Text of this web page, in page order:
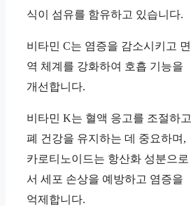
식이 섬유를 함유하고 있습니다.
비타민 C는 염증을 감소시키고 면
역 체계를 강화하여 호흡 기능을
개선합니다.
비타민 K는 혈액 응고를 조절하고
폐 건강을 유지하는 데 중요하며,
카로티노이드는 항산화 성분으로
서 세포 손상을 예방하고 염증을
억제합니다.